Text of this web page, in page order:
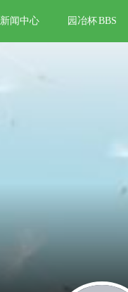
新闻中心 园冶杯BBS